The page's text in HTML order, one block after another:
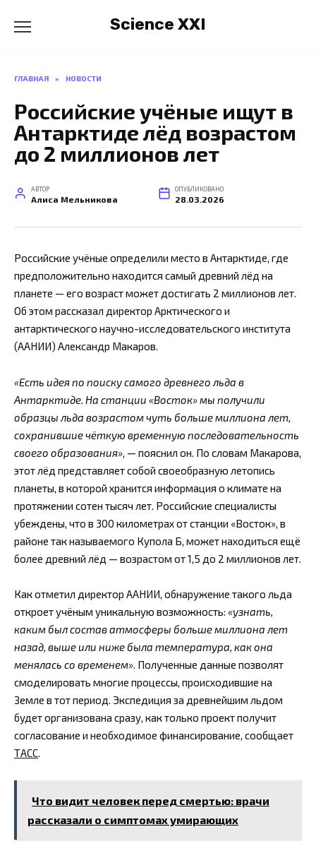
содержанию
Science XXI
ГЛАВНАЯ » НОВОСТИ
Российские учёные ищут в
Антарктиде лёд возрастом
до 2 миллионов лет
АВТОР
Алиса Мельникова
ОПУБЛИКОВАНО
28.03.2026
Российские учёные определили место в Антарктиде, где
предположительно находится самый древний лёд на
планете — его возраст может достигать 2 миллионов лет.
Об этом рассказал директор Арктического и
антарктического научно-исследовательского института
(ААНИИ) Александр Макаров.
«Есть идея по поиску самого древнего льда в
Антарктиде. На станции «Восток» мы получили
образцы льда возрастом чуть больше миллиона лет,
сохранившие чёткую временную последовательность
своего образования» , — пояснил он. По словам Макарова,
этот лёд представляет собой своеобразную летопись
планеты, в которой хранится информация о климате на
протяжении сотен тысяч лет. Российские специалисты
убеждены, что в 300 километрах от станции «Восток», в
районе так называемого Купола Б, может находиться ещё
более древний лёд — возрастом от 1,5 до 2 миллионов лет.
Как отметил директор ААНИИ, обнаружение такого льда
откроет учёным уникальную возможность: «узнать,
каким был состав атмосферы больше миллиона лет
назад, выше или ниже была температура, как она
менялась со временем». Полученные данные позволят
смоделировать многие процессы, происходившие на
Земле в тот период. Экспедиция за древнейшим льдом
будет организована сразу, как только проект получит
согласование и необходимое финансирование, сообщает
ТАСС.
Что видит человек перед смертью: врачи
рассказали о симптомах умирающих